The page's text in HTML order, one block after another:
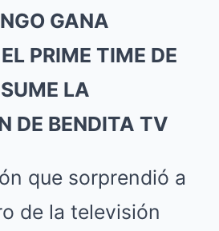
GANA
PRIME TIME DE
LA
DE BENDITA TV
que sorprendió a
de la televisión